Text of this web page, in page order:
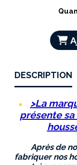
DESCRIPTION
>La
présente
Après de
fabriquer nos